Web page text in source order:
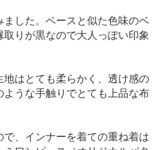
した。ベースと似た色味のベ
りが黒なので大人っぽい印象
はとても柔らかく、透け感の
うな手触りでとても上品な布
、インナーを着ての重ね着は